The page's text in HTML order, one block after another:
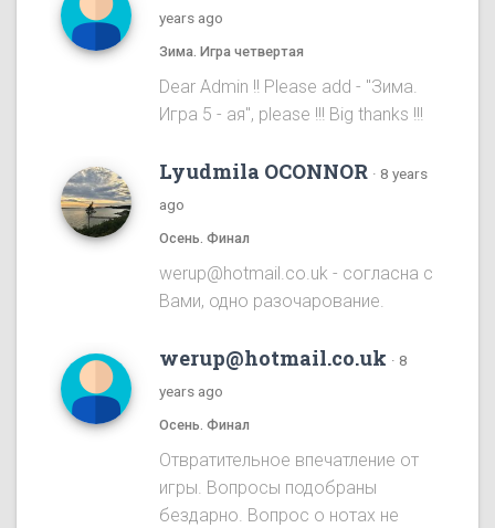
years ago
Зима. Игра четвертая
Dear Admin !! Please add - "Зима.
Игра 5 - ая", please !!! Big thanks !!!
Lyudmila OCONNOR · 8 years
ago
Осень. Финал
werup@hotmail.co.uk - согласна с
Вами, одно разочарование.
werup@hotmail.co.uk · 8
years ago
Осень. Финал
Отвратительное впечатление от
игры. Вопросы подобраны
бездарно. Вопрос о нотах не